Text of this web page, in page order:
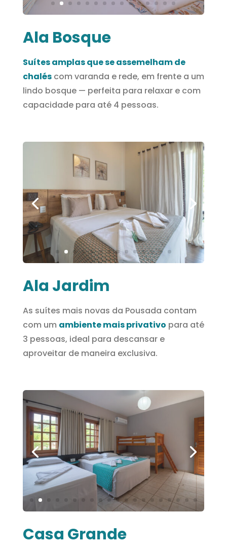
Ala Bosque
Suítes amplas que se assemelham de
chaléscom varanda e rede, em frente a um
lindo bosque — perfeita para relaxar e com
capacidade para até 4 pessoas.
Ala Jardim
As suítes mais novas da Pousada contam
com um ambiente mais privativo para até
3 pessoas, ideal para descansar e
aproveitar de maneira exclusiva.
Casa Grande